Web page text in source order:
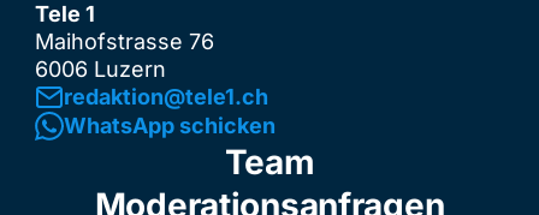
Tele 1
Maihofstrasse 76
6006 Luzern
redaktion@tele1.ch
WhatsApp schicken
Team
Moderationsanfragen